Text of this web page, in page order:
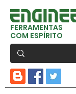
FERRAMENTAS
COM ESPÍRITO